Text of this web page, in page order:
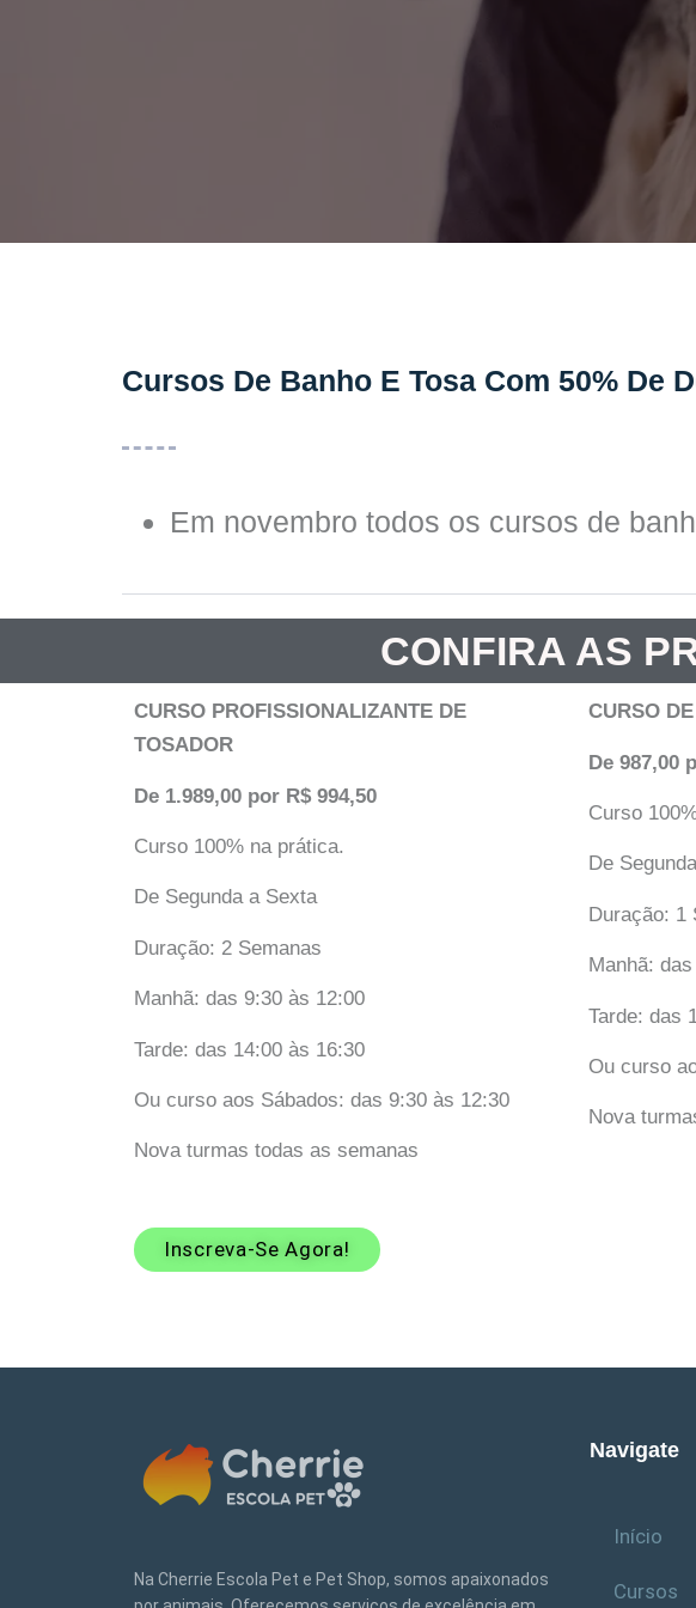
Cursos De Banho E Tosa Com 50% De
Em novembro todos os cursos de
CONFIRA AS
CURSO PROFISSIONALIZANTE DE
TOSADOR
De 1.989,00 por R$ 994,50
Curso 100% na prática.
De Segunda a Sexta
Duração: 2 Semanas
Manhã: das 9:30 às 12:00
Tarde: das 14:00 às 16:30
Ou curso aos Sábados: das 9:30 às 12:30
Nova turmas todas as semanas
CURSO
De 987,00
Curso
De
Duração: 1
Manhã:
Tarde: das
Ou curso
Nova
Inscreva-Se Agora!
Na Cherrie Escola Pet e Pet Shop, somos apaixonados
Navigate
Início
Cursos